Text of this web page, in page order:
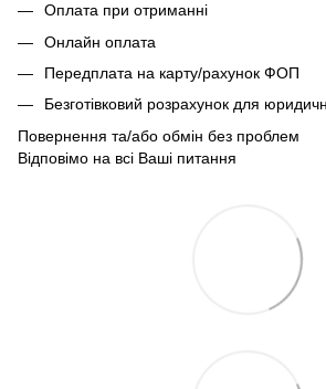
Оплата при отриманні
Онлайн оплата
Передплата на карту/рахунок ФОП
Безготівковий розрахунок для
Повернення та/або обмін без проблем
Відповімо на всі Ваші питання